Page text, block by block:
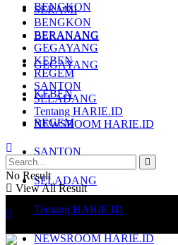
BENGKON
BERANANG
GEGAYANG
KEBEN
REGEM
SANTON
SELADANG
Tentang HARIE.ID
NEWSROOM HARIE.ID
SERAMI
BENGKON
BERANANG
GEGAYANG
KEBEN
REGEM
SANTON
SELADANG
Tentang HARIE.ID
NEWSROOM HARIE.ID
No Result
View All Result